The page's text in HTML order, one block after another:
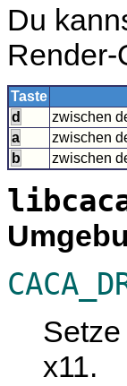
Du
Taste
d
zwischen
a
zwischen
b
zwischen
x11.